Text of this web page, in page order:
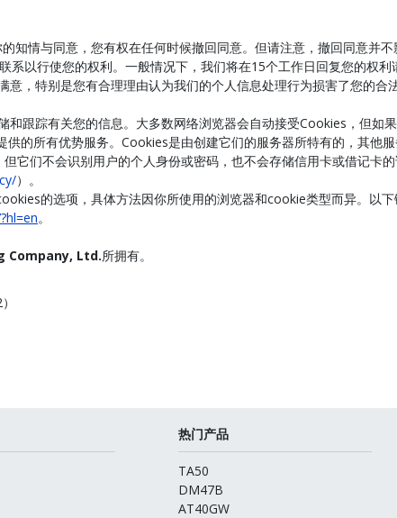
知情与同意，您有权在任何时候撤回同意。但请注意，撤回同意并不
系以行使您的权利。一般情况下，我们将在15个工作日回复您的权
，特别是您有合理理由认为我们的个人信息处理行为损害了您的合
和跟踪有关您的信息。大多数网络浏览器会自动接受Cookies，但如
的所有优势服务。Cookies是由创建它们的服务器所特有的，其他
它们不会识别用户的个人身份或密码，也不会存储信用卡或借记卡
）。
的选项，具体方法因你所使用的浏览器和cookie类型而异。以
。
Ltd.所拥有。
热门产品
TA50
DM47B
AT40GW